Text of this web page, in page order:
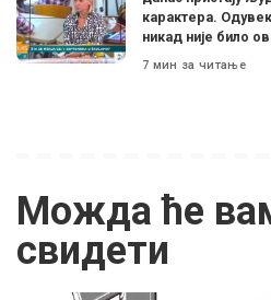
карактера.
никад није било
7 мин за читање
Можда ће
свидети